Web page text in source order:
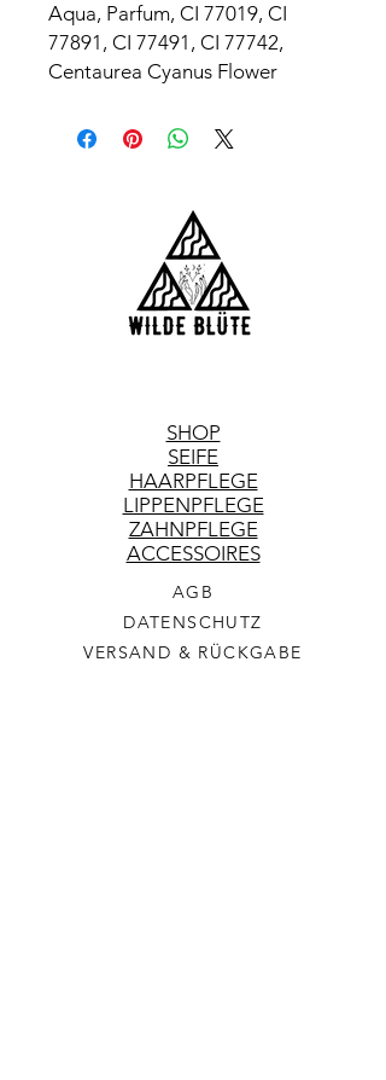
Aqua, Parfum, CI 77019, CI
77891, CI 77491, CI 77742,
Centaurea Cyanus Flower
SHOP
SEIFE
HAARPFLEGE
LIPPENPFLEGE
ZAHNPFLEGE
ACCESSOIRES
AGB
DATENSCHUTZ
VERSAND & RÜCKGABE